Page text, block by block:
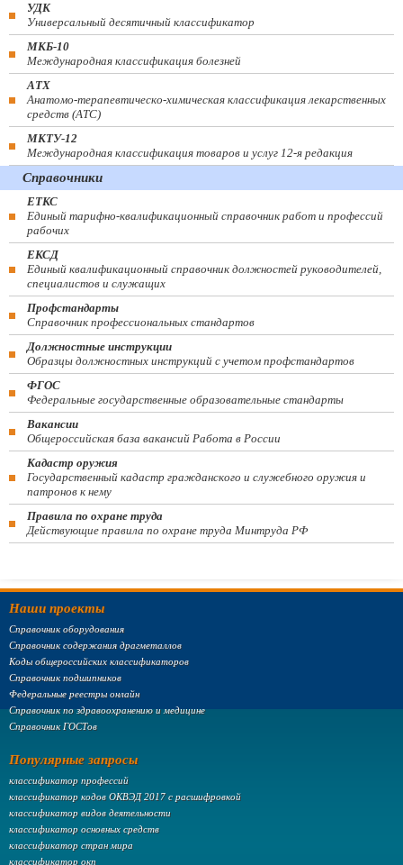
УДК
Универсальный десятичный классификатор
МКБ-10
Международная классификация болезней
АТХ
Анатомо-терапевтическо-химическая классификация лекарственных
средств (ATC)
МКТУ-12
Международная классификация товаров и услуг 12-я редакция
Справочники
ЕТКС
Единый тарифно-квалификационный справочник работ и профессий
рабочих
ЕКСД
Единый квалификационный справочник должностей руководителей,
специалистов и служащих
Профстандарты
Справочник профессиональных стандартов
Должностные инструкции
Образцы должностных инструкций с учетом профстандартов
ФГОС
Федеральные государственные образовательные стандарты
Вакансии
Общероссийская база вакансий Работа в России
Кадастр оружия
Государственный кадастр гражданского и служебного оружия и
патронов к нему
Правила по охране труда
Действующие правила по охране труда Минтруда РФ
Наши проекты
Справочник оборудования
Справочник содержания драгметаллов
Коды общероссийских классификаторов
Справочник подшипников
Федеральные реестры онлайн
Справочник по здравоохранению и медицине
Справочник ГОСТов
Популярные запросы
классификатор профессий
классификатор кодов ОКВЭД 2017 с расшифровкой
классификатор видов деятельности
классификатор основных средств
классификатор стран мира
классификатор окп